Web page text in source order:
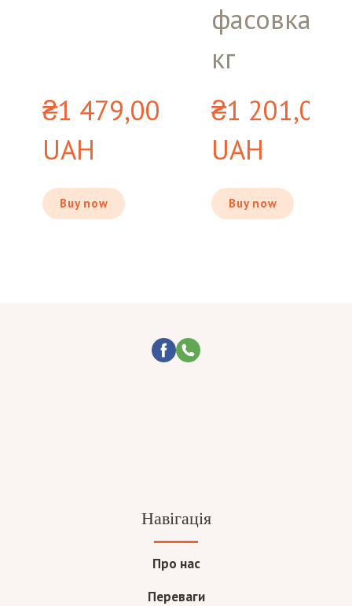
₴1 479,00
UAH
Buy now
фасовка 25
кг
₴1 201,00
UAH
Buy now
Навігація
Про нас
Переваги